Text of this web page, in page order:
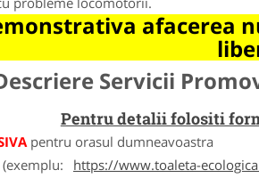
afacerea
Servicii
Pentru detalii folositi
pentru orasul dumneavoastra
https://www.toaleta-